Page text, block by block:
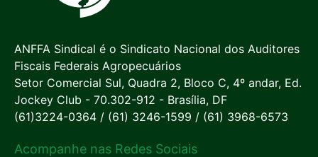
ANFFA Sindical é o Sindicato Nacional dos Auditores
Fiscais Federais Agropecuários
Setor Comercial Sul, Quadra 2, Bloco C, 4º andar, Ed.
Jockey Club - 70.302-912 - Brasília, DF
(61)3224-0364 / (61) 3246-1599 / (61) 3968-6573
Acompanhe nas Redes Sociais